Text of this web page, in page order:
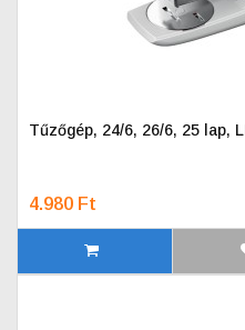
Tűzőgép, 24/6, 26/6, 25 lap,
4.980 Ft